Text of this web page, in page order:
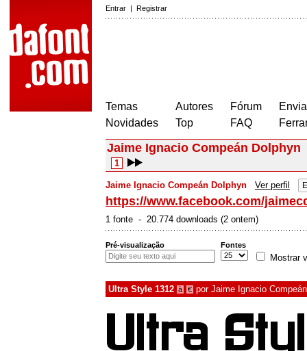
Entrar | Registrar
Temas
Novidades
Autores
Top
Fórum
FAQ
Jaime Ignacio Compeán Dolphyn
1
Jaime Ignacio Compeán Dolphyn Ver perfil
https://www.facebook.com/
1 fonte - 20.774 downloads (2 ontem)
Pré-visualização Fontes
Mostrar
Ultra Style 1312 à € por Jaime Ignacio